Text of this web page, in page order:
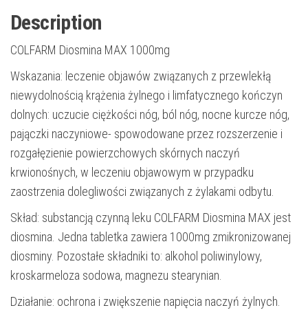
Description
COLFARM Diosmina MAX 1000mg
Wskazania: leczenie objawów związanych z przewlekłą
niewydolnością krążenia żylnego i limfatycznego kończyn
dolnych: uczucie ciężkości nóg, ból nóg, nocne kurcze nóg,
pajączki naczyniowe- spowodowane przez rozszerzenie i
rozgałęzienie powierzchowych skórnych naczyń
krwionośnych, w leczeniu objawowym w przypadku
zaostrzenia dolegliwości związanych z żylakami odbytu.
Skład: substancją czynną leku COLFARM Diosmina MAX jest
diosmina. Jedna tabletka zawiera 1000mg zmikronizowanej
diosminy. Pozostałe składniki to: alkohol poliwinylowy,
kroskarmeloza sodowa, magnezu stearynian.
Działanie: ochrona i zwiększenie napięcia naczyń żylnych.